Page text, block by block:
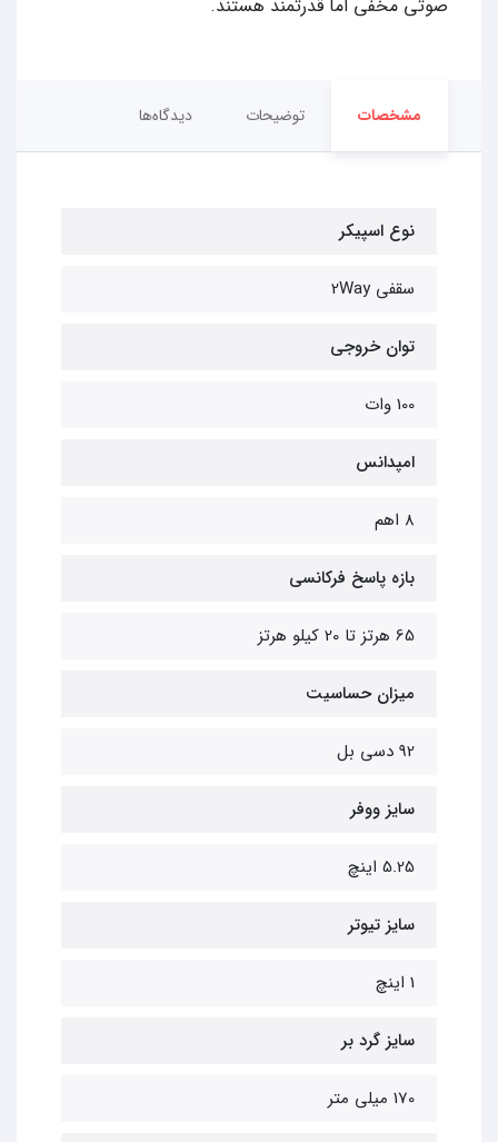
صوتی مخفی اما قدرتمند هستند.
مشخصات توضیحات دیدگاه‌ها
نوع اسپیکر
سقفی 2Way
توان خروجی
100 وات
امپدانس
8 اهم
بازه پاسخ فرکانسی
65 هرتز تا 20 کیلو هرتز
میزان حساسیت
92 دسی بل
سایز ووفر
5.25 اینچ
سایز تیوتر
1 اینچ
سایز گرد بر
170 میلی متر